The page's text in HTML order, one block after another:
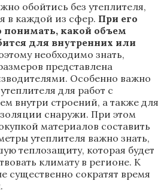
обойтись без утеплителя,
в каждой из сфер. При его
какой объем
для внутренних или
необходимо знать,
представлена
Особенно важно
для работ с
внутри строений, а также для
снаружи. При этом
материалов составить
утеплителя важно знать,
теплозащиту, которая будет
климату в регионе. К
существенно сократят время